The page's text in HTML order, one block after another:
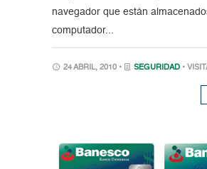
navegador que están
computador...
24 ABRIL, 2010 • SEGURIDAD •